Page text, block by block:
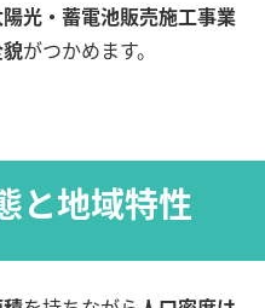
光・蓄電池販売施工事業
がつかめます。
と地域特性